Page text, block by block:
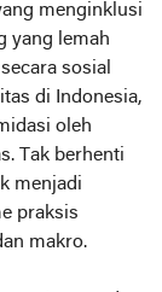
menginklusi
yang lemah
sosial
di Indonesia,
oleh
Tak berhenti
menjadi
praksis
makro.